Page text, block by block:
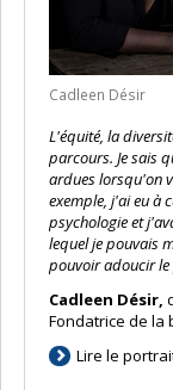
Cadleen Désir
L'équité, la
parcours. Je sais
ardues lorsqu'on
exemple, j'ai eu à
psychologie et
lequel je pouvais
pouvoir adoucir le
Cadleen Désir,
Fondatrice de la
Lire le